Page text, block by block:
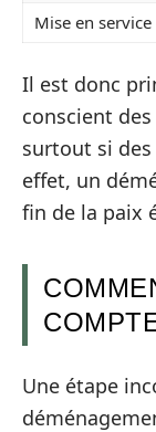
Mise en
Il est donc
conscient
surtout si des
effet, un
fin de la paix
Une étape